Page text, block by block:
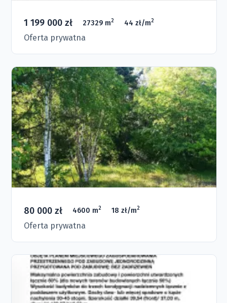
1 199 000 zł 27329 m2 44 zł/m2
Oferta prywatna
80 000 zł 4600 m2 18 zł/m2
Oferta prywatna